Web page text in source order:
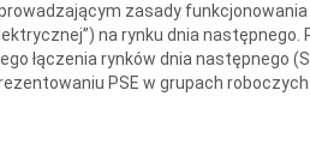
zasady funkcjonowania
na rynku dnia
łączenia rynków dnia następnego
PSE w grupach roboczych